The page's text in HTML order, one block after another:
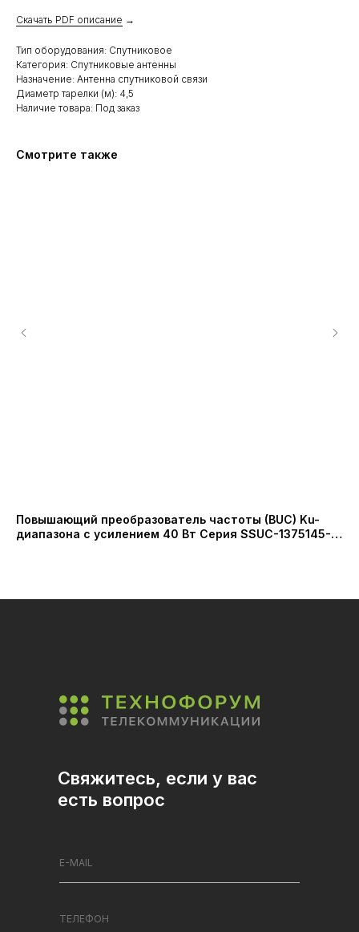
Скачать PDF описание →
Тип оборудования: Спутниковое
Категория: Спутниковые антенны
Назначение: Антенна спутниковой связи
Диаметр тарелки (м): 4,5
Наличие товара: Под заказ
Смотрите также
Повышающий преобразователь частоты (BUC) Ku-
диапазона с усилением 40 Вт Серия SSUC-1375145-
Свяжитесь, если у вас
есть вопрос